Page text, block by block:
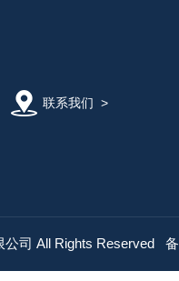
联系我们 >
公司 All Rights Reserved